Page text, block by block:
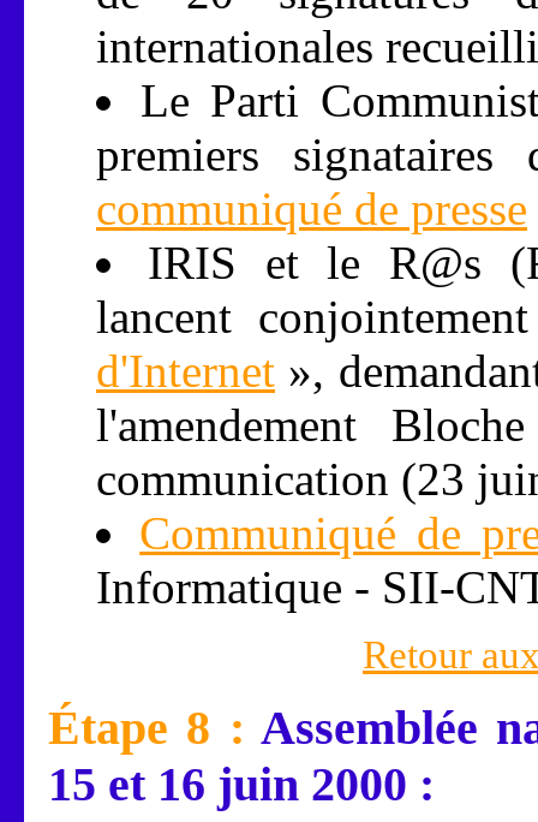
internationales
Le Parti
premiers
communiqué de presse
IRIS et le R@s
lancent
d'Internet »,
l'amendement
communication (23
Communiqué de
Informatique - SII-
Retour
Étape 8 : Assemblée
15 et 16 juin 2000 :